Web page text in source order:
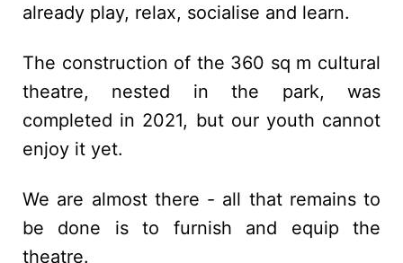
already play, relax, socialise and learn.
The construction of the 360 sq m cultural
theatre, nested in the park, was
completed in 2021, but our youth cannot
enjoy it yet.
We are almost there - all that remains to
be done is to furnish and equip the
theatre.